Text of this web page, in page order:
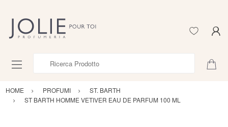
HOME PROFUMI
ST. BARTH
ST BARTH HOMME VETIVER EAU DE PARFUM 100 ML